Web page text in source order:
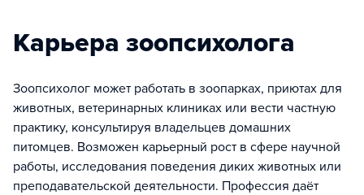
Карьера зоопсихолога
Зоопсихолог может работать в зоопарках, приютах для
животных, ветеринарных клиниках или вести частную
практику, консультируя владельцев домашних
питомцев. Возможен карьерный рост в сфере научной
работы, исследования поведения диких животных или
преподавательской деятельности. Профессия даёт